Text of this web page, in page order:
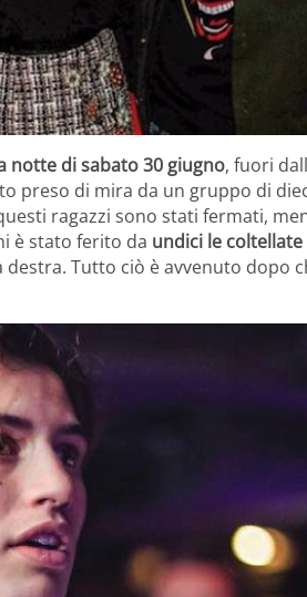
notte di sabato 30 giugno, fuori
preso di mira da un gruppo di
ragazzi sono stati fermati,
è stato ferito da undici le coltellate
destra. Tutto ciò è avvenuto dopo